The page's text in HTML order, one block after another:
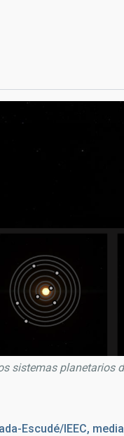
sistemas planetarios
Escudé/IEEC,